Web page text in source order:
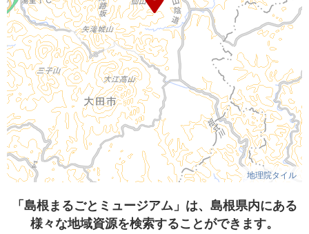
地理院タイル
「島根まるごとミュージアム」は、島根県内にある
様々な地域資源を検索することができます。